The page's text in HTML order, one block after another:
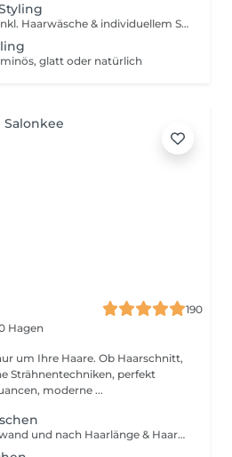
Individueller Haarschnitt inkl. Haarwäsche & individuellem Styling
glatt oder natürlich
190
Hagen
Haare. Ob Haarschnitt,
Strähnentechniken, perfekt
moderne ...
Der Preise kann nach Aufwand und nach Haarlänge & Haarstruktur abweichen. Aufschlag für Mehraufwand möglich